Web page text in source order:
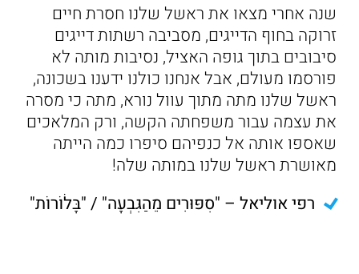
שנה אחרי מצאו את ראשל שלנו חסרת חיים
זרוקה בחוף הדייגים, מסביבה רשתות דייגים
סיבובים בתוך גופה האציל, נסיבות מותה לא
פורסמו מעולם, אבל אנחנו כולנו ידענו בשכונה,
ראשל שלנו מתה מתוך עוול נורא, מתה כי מסרה
את עצמה עבור משפחתה הקשה, ורק המלאכים
שאספו אותה אל כנפיהם סיפרו כמה הייתה
מאושרת ראשל שלנו במותה שלה!
רפי אוליאל – "סִפּוּרִים מֵהַגִּבְעָה" / "בָּלֹוֹרוֹת"